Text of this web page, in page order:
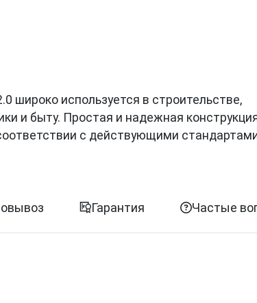
широко используется в строительстве,
и быту. Простая и надежная
с действующими
Гарантия Частые